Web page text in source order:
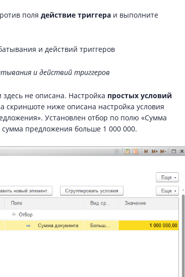
поля действие триггера и выполните
и действий триггеров
не описана. Настройка простых условий
скриншоте ниже описана настройка условия
Установлен отбор по полю «Сумма
сумма предложения больше 1 000 000.